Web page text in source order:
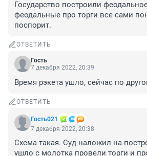
Государство построили
феодальные про торги все сами
поспорит.
ОТВЕТИТЬ
Гость
7 декабря 2022, 20:39
Время рэкета ушло, сейчас по
ОТВЕТИТЬ
Гость021
7 декабря 2022, 20:38
Схема такая. Суд наложил на
ушло с молотка провели торги и